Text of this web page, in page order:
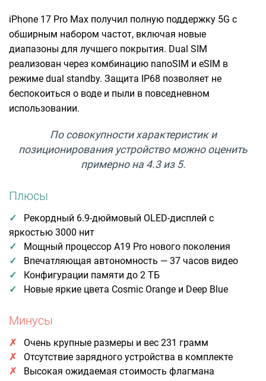
iPhone 17 Pro Max получил полную поддержку 5G с
обширным набором частот, включая новые
диапазоны для лучшего покрытия. Dual SIM
реализован через комбинацию nanoSIM и eSIM в
режиме dual standby. Защита IP68 позволяет не
беспокоиться о воде и пыли в повседневном
использовании.
По совокупности характеристик и
позиционирования устройство можно оценить
примерно на 4.3 из 5.
Плюсы
Рекордный 6.9-дюймовый OLED-дисплей с
яркостью 3000 нит
Мощный процессор A19 Pro нового поколения
Впечатляющая автономность — 37 часов видео
Конфигурации памяти до 2 ТБ
Новые яркие цвета Cosmic Orange и Deep Blue
Минусы
Очень крупные размеры и вес 231 грамм
Отсутствие зарядного устройства в комплекте
Высокая ожидаемая стоимость флагмана